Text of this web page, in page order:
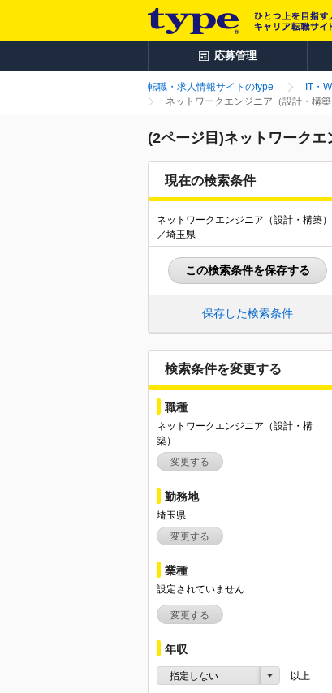
応募管理
転職・求人情報サイトのtype IT・
ネットワークエンジニア（設計・構
(2ページ目)ネットワーク
現在の検索条件
ネットワークエンジニア（設計・構築）
／埼玉県
この検索条件を保存する
保存した検索条件
検索条件を変更する
職種
ネットワークエンジニア（設計・構
築）
変更する
勤務地
埼玉県
変更する
業種
設定されていません
変更する
年収
指定しない 以上